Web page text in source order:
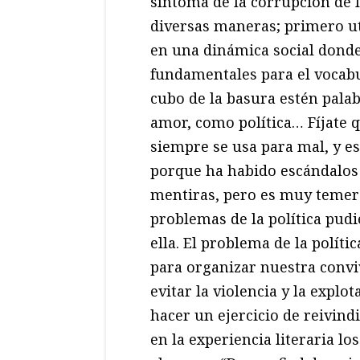
diversas maneras; primero
en una dinámica social
fundamentales para el
cubo de la basura estén
amor, como política… Fíjate
siempre se usa para mal, y
porque ha habido
mentiras, pero es muy
problemas de la política
ella. El problema de la
para organizar nuestra
evitar la violencia y la
hacer un ejercicio de
en la experiencia literaria los